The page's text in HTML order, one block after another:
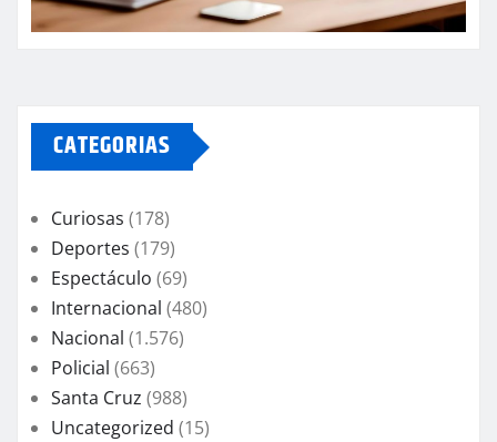
CATEGORIAS
Curiosas (178)
Deportes (179)
Espectáculo (69)
Internacional (480)
Nacional (1.576)
Policial (663)
Santa Cruz (988)
Uncategorized (15)